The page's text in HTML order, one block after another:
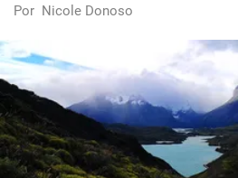
Por Nicole Donoso